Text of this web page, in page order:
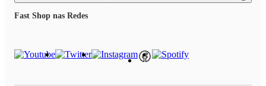
Fast Shop nas Redes